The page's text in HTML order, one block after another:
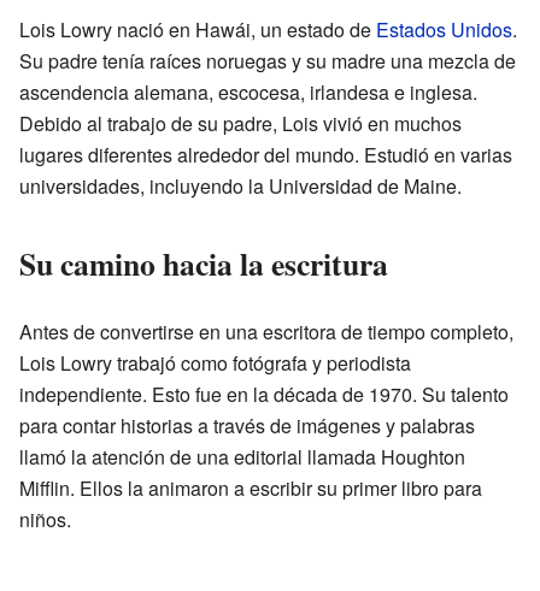
Lois Lowry nació en Hawái, un estado de Estados Unidos.
Su padre tenía raíces noruegas y su madre una mezcla de
ascendencia alemana, escocesa, irlandesa e inglesa.
Debido al trabajo de su padre, Lois vivió en muchos
lugares diferentes alrededor del mundo. Estudió en varias
universidades, incluyendo la Universidad de Maine.
Su camino hacia la escritura
Antes de convertirse en una escritora de tiempo completo,
Lois Lowry trabajó como fotógrafa y periodista
independiente. Esto fue en la década de 1970. Su talento
para contar historias a través de imágenes y palabras
llamó la atención de una editorial llamada Houghton
Mifflin. Ellos la animaron a escribir su primer libro para
niños.